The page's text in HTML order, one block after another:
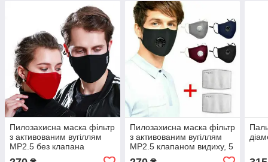
Пилозахисна маска фільтр
з активованим вугіллям
MP2.5 без клапана
видиху, 5 СЛОВ ЗАХИСТІВ
Пилозахисна маска фільтр
з активованим вугіллям
MP2.5 клапаном видиху, 5